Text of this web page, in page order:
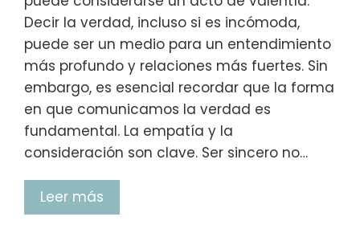
Decir la verdad, incluso si es incómoda,
puede ser un medio para un entendimiento
más profundo y relaciones más fuertes. Sin
embargo, es esencial recordar que la forma
en que comunicamos la verdad es
fundamental. La empatía y la
consideración son clave. Ser sincero no…
Leer más